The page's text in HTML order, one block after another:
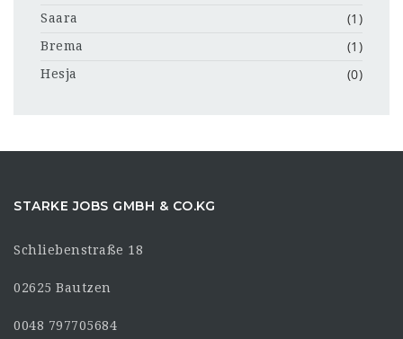
Saara (1)
Brema (1)
Hesja (0)
STARKE JOBS GMBH & CO.KG
Schliebenstraße 18
02625 Bautzen
0048 797705684